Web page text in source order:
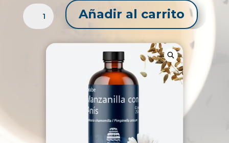
JARABE
MANZANILLA
CON
Añadir al carrito